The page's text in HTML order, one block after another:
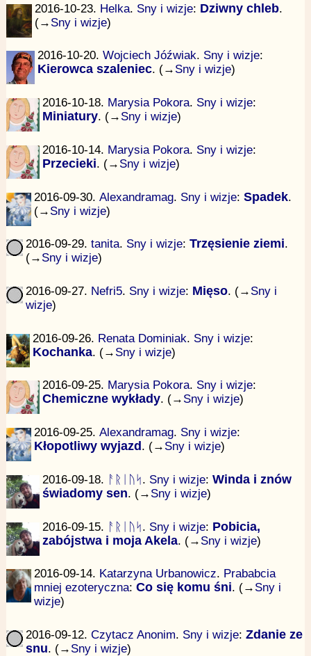
2016-10-23. Helka. Sny i wizje: Dziwny chleb.
(→ Sny i wizje)
2016-10-20. Wojciech Jóźwiak. Sny i wizje:
Kierowca szaleniec. (→ Sny i wizje)
2016-10-18. Marysia Pokora. Sny i wizje:
Miniatury. (→ Sny i wizje)
2016-10-14. Marysia Pokora. Sny i wizje:
Przecieki. (→ Sny i wizje)
2016-09-30. Alexandramag. Sny i wizje: Spadek.
(→ Sny i wizje)
2016-09-29. tanita. Sny i wizje: Trzęsienie ziemi.
(→ Sny i wizje)
2016-09-27. Nefri5. Sny i wizje: Mięso. (→ Sny i
wizje)
2016-09-26. Renata Dominiak. Sny i wizje:
Kochanka. (→ Sny i wizje)
2016-09-25. Marysia Pokora. Sny i wizje:
Chemiczne wykłady. (→ Sny i wizje)
2016-09-25. Alexandramag. Sny i wizje:
Kłopotliwy wyjazd . (→ Sny i wizje)
2016-09-18. ᚨᚱᛁᚢᛋ. Sny i wizje: Winda i znów
świadomy sen. (→ Sny i wizje)
2016-09-15. ᚨᚱᛁᚢᛋ. Sny i wizje: Pobicia,
zabójstwa i moja Akela. (→ Sny i wizje)
2016-09-14. Katarzyna Urbanowicz. Prababcia
mniej ezoteryczna:Co się komu śni. (→ Sny i
wizje)
2016-09-12. Czytacz Anonim. Sny i wizje: Zdanie ze
snu. (→ Sny i wizje)